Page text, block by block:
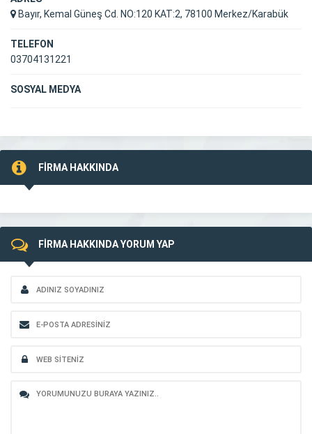
Bayır, Kemal Güneş Cd. NO:120 KAT:2, 78100 Merkez/Karabük
TELEFON
03704131221
SOSYAL MEDYA
FİRMA HAKKINDA
FİRMA HAKKINDA YORUM YAP